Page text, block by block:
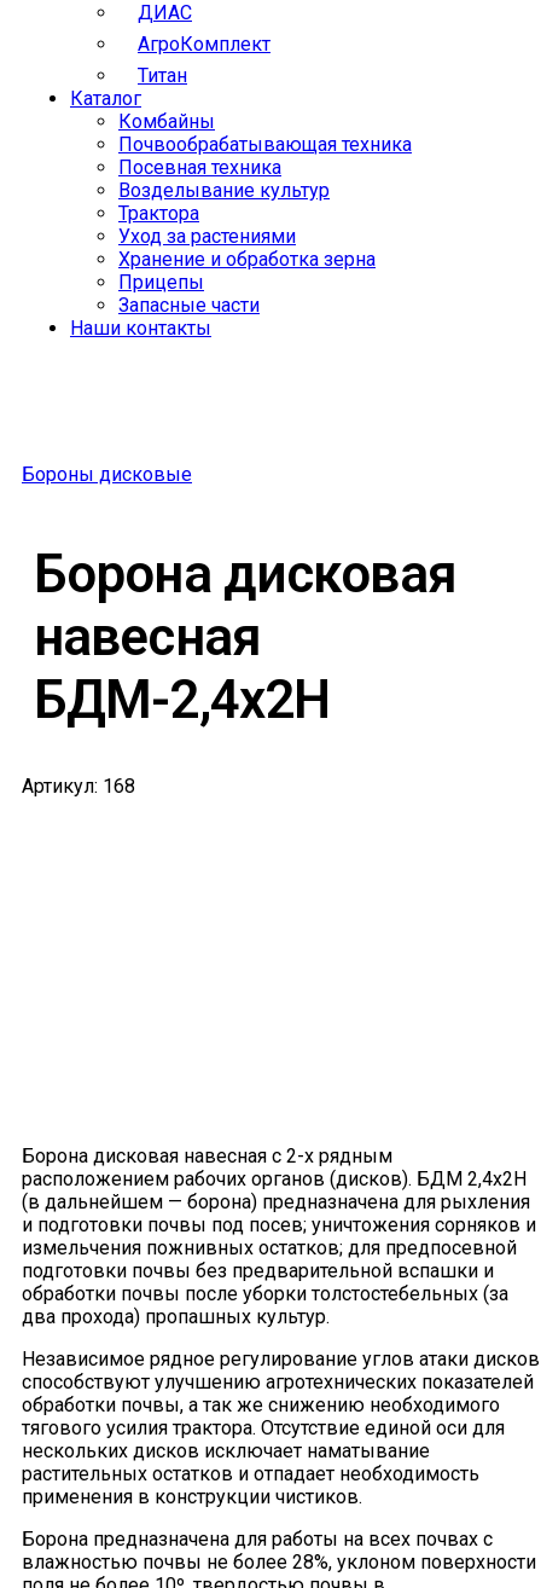
ДИАС
АгроКомплект
Титан
Каталог
Комбайны
Почвообрабатывающая техника
Посевная техника
Возделывание культур
Трактора
Уход за растениями
Хранение и обработка зерна
Прицепы
Запасные части
Наши контакты
Бороны дисковые
Борона дисковая
навесная
БДМ-2,4х2H
Артикул: 168
Борона дисковая навесная с 2-х рядным
расположением рабочих органов (дисков). БДМ 2,4х2Н
(в дальнейшем — борона) предназначена для рыхления
и подготовки почвы под посев; уничтожения сорняков и
измельчения пожнивных остатков; для предпосевной
подготовки почвы без предварительной вспашки и
обработки почвы после уборки толстостебельных (за
два прохода) пропашных культур.
Независимое рядное регулирование углов атаки дисков
способствуют улучшению агротехнических показателей
обработки почвы, а так же снижению необходимого
тягового усилия трактора. Отсутствие единой оси для
нескольких дисков исключает наматывание
растительных остатков и отпадает необходимость
применения в конструкции чистиков.
Борона предназначена для работы на всех почвах с
влажностью почвы не более 28%, уклоном поверхности